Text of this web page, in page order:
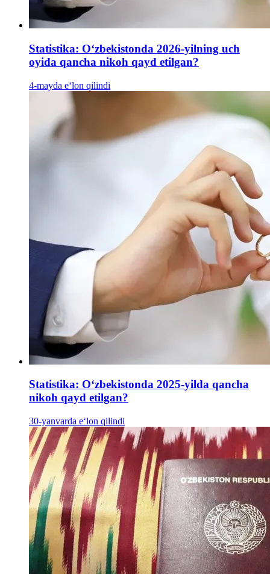
Statistika: Oʻzbekistonda 2026-yilning uch
oyida qancha nikoh qayd etilgan?
4-mayda e‘lon qilindi
Statistika: Oʻzbekistonda 2025-yilda qancha
nikoh qayd etilgan?
30-yanvarda e‘lon qilindi